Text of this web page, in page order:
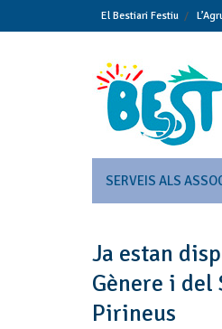
to
El Bestiari Festiu
SERVEIS ALS
Ja estan
Gènere i del
Pirineus